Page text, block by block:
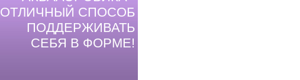
ОТЛИЧНЫЙ СПОСОБ
ПОДДЕРЖИВАТЬ
СЕБЯ В ФОРМЕ!